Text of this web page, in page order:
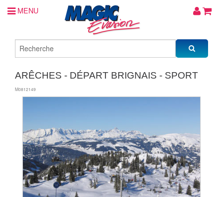
MENU
ARÊCHES - DÉPART BRIGNAIS - SPORT
M0812149